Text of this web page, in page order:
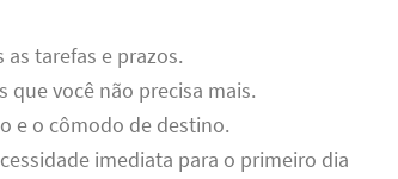
as tarefas e prazos.
que você não precisa mais.
e o cômodo de destino.
imediata para o primeiro dia